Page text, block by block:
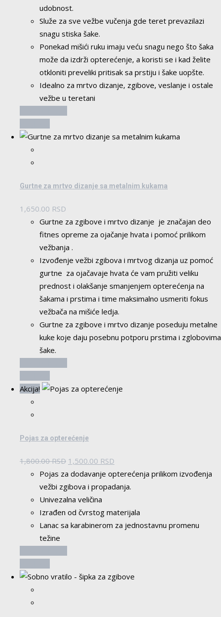
udobnost.
Služe za sve vežbe vučenja gde teret prevazilazi
snagu stiska šake.
Ponekad mišići ruku imaju veću snagu nego što šaka
može da izdrži opterećenje, a koristi se i kad želite
otkloniti preveliki pritisak sa prstiju i šake uopšte.
Idealno za mrtvo dizanje, zgibove, veslanje i ostale
vežbe u teretani
Gurtne za mrtvo dizanje sa metalnim kukama
1,650.00 RSD
Gurtne za zgibove i mrtvo dizanje je značajan deo
fitnes opreme za ojačanje hvata i pomoć prilikom
vežbanja .
Izvođenje vežbi zgibova i mrtvog dizanja uz pomoć
gurtne za ojačavaje hvata će vam pružiti veliku
prednost i olakšanje smanjenjem opterećenja na
šakama i prstima i time maksimalno usmeriti fokus
vežbača na mišiće ledja.
Gurtne za zgibove i mrtvo dizanje poseduju metalne
kuke koje daju posebnu potporu prstima i zglobovima
šake.
Akcija!
Pojas za opterećenje
1,800.00RSD Originalna
cena
je
bila:
1,800.00 RSD.
1,500.00 RSD
cena
je:
Pojas za dodavanje opterećenja prilikom izvođenja
vežbi zgibova i propadanja.
Univezalna veličina
Izrađen od čvrstog materijala
Lanac sa karabinerom za jednostavnu promenu
težine